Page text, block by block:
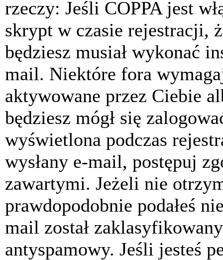
rzeczy: Jeśli COPPA jest
skrypt w czasie rejestracji,
będziesz musiał wykonać
mail. Niektóre fora
aktywowane przez Ciebie
będziesz mógł się
wyświetlona podczas
wysłany e-mail, postępuj
zawartymi. Jeżeli nie
prawdopodobnie podałeś
mail został
antyspamowy. Jeśli jesteś